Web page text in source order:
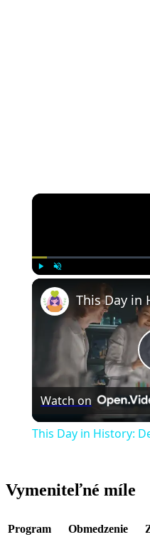
Watch on
This Day in History:
Vymeniteľné míle
Program Obmedzenie